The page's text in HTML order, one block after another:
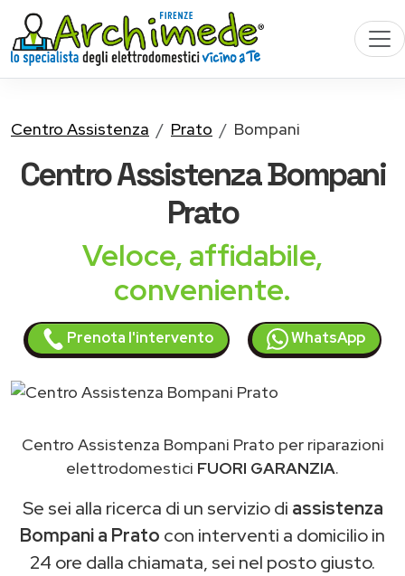
Centro Assistenza Prato Bompani
Centro AssistenzaBompani
Prato
Veloce, affidabile,
conveniente.
Prenota l'intervento WhatsApp
Centro Assistenza Bompani Prato per riparazioni
elettrodomestici FUORI GARANZIA.
Se sei alla ricerca di un servizio di assistenza
Bompani a Prato con interventi a domicilio in
24 ore dalla chiamata, sei nel posto giusto.